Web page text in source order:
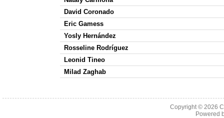
David Coronado
Eric Gamess
Yosly Hernández
Rosseline Rodríguez
Leonid Tineo
Milad Zaghab
Copyright © 2026
Powered